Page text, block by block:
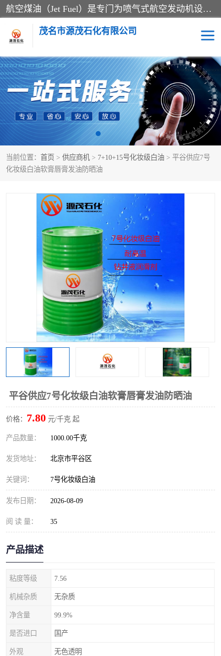
航空煤油（Jet Fuel）是专门为喷气式航空发动机设计的高纯度燃料，主要分为Jet A、Jet A-1和Jet B等类型。其特点是闪点高、低温流动性好，并添加了抗静电剂和抗氧化剂以确保飞行安全。航空煤油需
茂名市源茂石化有限公司
当前位置： 首页 > 供应商机 > 7+10+15号化妆级白油 > 平谷供应7号
化妆级白油软膏唇膏发油防晒油
平谷供应7号化妆级白油软膏唇膏发油防晒油
价格： 7.80 元/千克 起
产品数量： 1000.00千克
发货地址： 北京市平谷区
关键词： 7号化妆级白油
发布日期： 2026-08-09
阅 读 量： 35
产品描述
粘度等级 7.56
机械杂质 无杂质
净含量 99.9%
是否进口 国产
外观 无色透明
RP3航空煤油 D20+D30溶剂油
D40+D60溶剂油 D80+D100溶剂油
6号+120号溶剂油 260号溶剂油
异构烷烃 天然乳胶
26+32号化妆级白油 46+68号化妆级白油
2731溶剂油